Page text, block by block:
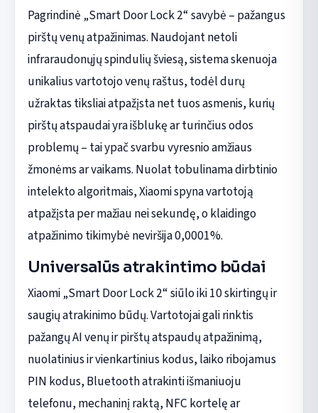
Pagrindinė „Smart Door Lock 2“ savybė – pažangus
pirštų venų atpažinimas. Naudojant netoli
infraraudonųjų spindulių šviesą, sistema skenuoja
unikalius vartotojo venų raštus, todėl durų
užraktas tiksliai atpažįsta net tuos asmenis, kurių
pirštų atspaudai yra išblukę ar turinčius odos
problemų – tai ypač svarbu vyresnio amžiaus
žmonėms ar vaikams. Nuolat tobulinama dirbtinio
intelekto algoritmais, Xiaomi spyna vartotoją
atpažįsta per mažiau nei sekundę, o klaidingo
atpažinimo tikimybė neviršija 0,0001%.
Universalūs atrakintimo būdai
Xiaomi „Smart Door Lock 2“ siūlo iki 10 skirtingų ir
saugių atrakinimo būdų. Vartotojai gali rinktis
pažangų AI venų ir pirštų atspaudų atpažinimą,
nuolatinius ir vienkartinius kodus, laiko ribojamus
PIN kodus, Bluetooth atrakinti išmaniuoju
telefonu, mechaninį raktą, NFC kortelę ar